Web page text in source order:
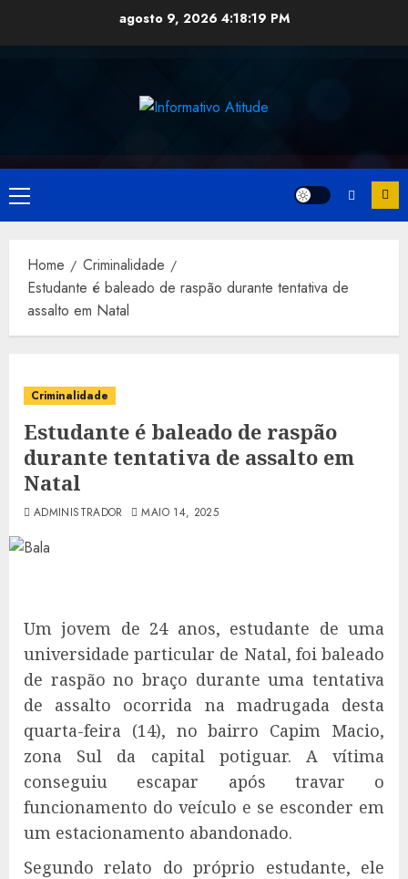
agosto 9, 2026 4:18:19 PM
Primary
Menu
Home
Criminalidade
Estudante é baleado de raspão durante tentativa de
assalto em Natal
Criminalidade
Estudante é baleado de raspão
durante tentativa de assalto em
Natal
ADMINISTRADOR MAIO 14, 2025
Um jovem de 24 anos, estudante de uma
universidade particular de Natal, foi baleado
de raspão no braço durante uma tentativa
de assalto ocorrida na madrugada desta
quarta-feira (14), no bairro Capim Macio,
zona Sul da capital potiguar. A vítima
conseguiu escapar após travar o
funcionamento do veículo e se esconder em
um estacionamento abandonado.
Segundo relato do próprio estudante, ele